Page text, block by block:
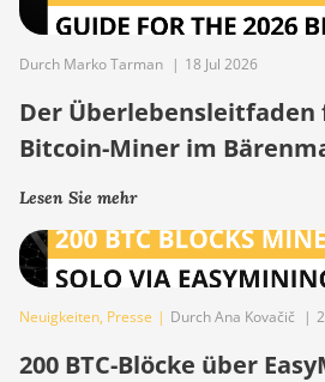
Durch Marko Tarman | 18 Jul 2026
Der Überlebensleitfaden
Bitcoin-Miner im
Lesen Sie mehr
Neuigkeiten, Presse | Durch Ana Kovačič |
200 BTC-Blöcke über